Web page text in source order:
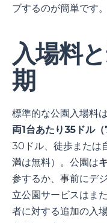
ブするのが簡単です。
入場料
期
標準的な公園入場料
両1台あたり35ドル（
30ドル、徒歩または
満は無料）。公園は
参するか、事前にデ
立公園サービスはま
者に対する追加の入